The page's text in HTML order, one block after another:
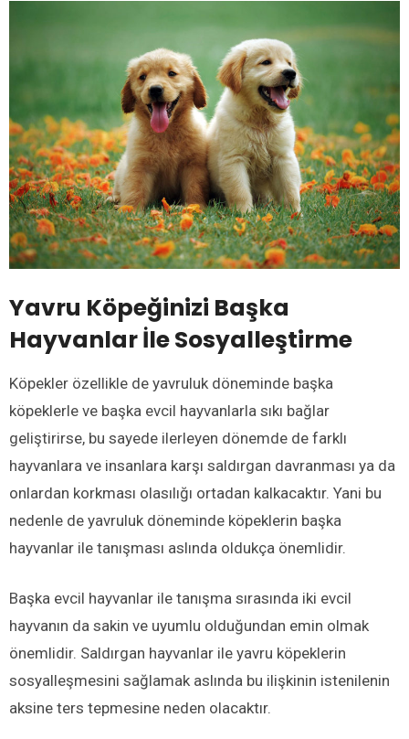
Yavru Köpeğinizi Başka
Hayvanlar İle Sosyalleştirme
Köpekler özellikle de yavruluk döneminde başka
köpeklerle ve başka evcil hayvanlarla sıkı bağlar
geliştirirse, bu sayede ilerleyen dönemde de farklı
hayvanlara ve insanlara karşı saldırgan davranması ya da
onlardan korkması olasılığı ortadan kalkacaktır. Yani bu
nedenle de yavruluk döneminde köpeklerin başka
hayvanlar ile tanışması aslında oldukça önemlidir.
Başka evcil hayvanlar ile tanışma sırasında iki evcil
hayvanın da sakin ve uyumlu olduğundan emin olmak
önemlidir. Saldırgan hayvanlar ile yavru köpeklerin
sosyalleşmesini sağlamak aslında bu ilişkinin istenilenin
aksine ters tepmesine neden olacaktır.